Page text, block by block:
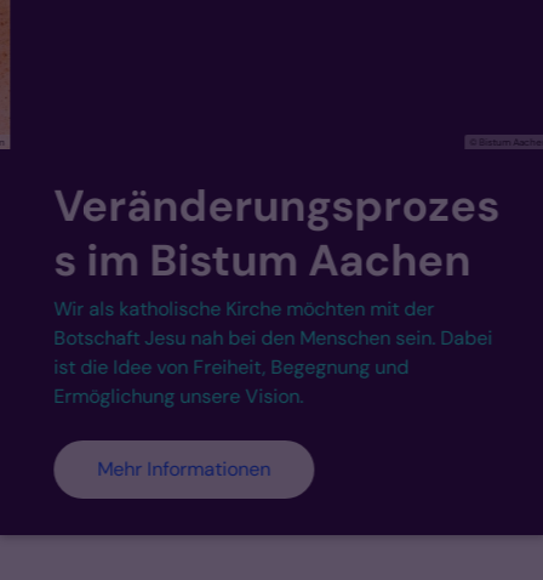
© Bistum Aachen
Veränderungsprozes
s im Bistum Aachen
Wir als katholische Kirche möchten mit der
Botschaft Jesu nah bei den Menschen sein. Dabei
ist die Idee von Freiheit, Begegnung und
Ermöglichung unsere Vision.
Mehr Informationen